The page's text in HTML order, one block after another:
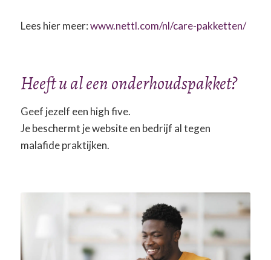
Lees hier meer:www.nettl.com/nl/care-pakketten/
Heeft u al een onderhoudspakket?
Geef jezelf een high five.
Je beschermt je website en bedrijf al tegen
malafide praktijken.